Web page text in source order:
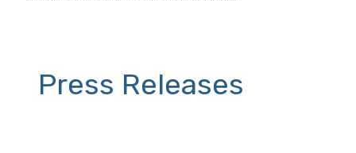
Press Releases